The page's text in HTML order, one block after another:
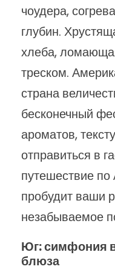
чоудера,
глубин.
хлеба,
треском.
страна
бесконечный
ароматов,
отправиться в
путешествие по
пробудит ваши
незабываемое
Юг: симфония
блюза